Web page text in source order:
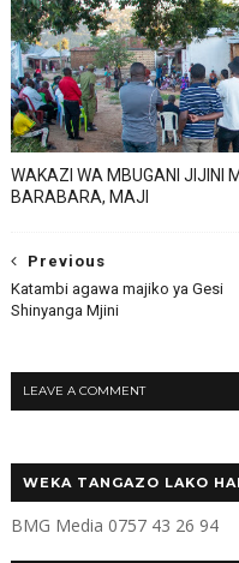
WAKAZI WA MBUGANI JIJINI
BARABARA, MAJI
Previous
Katambi agawa majiko ya Gesi
Shinyanga Mjini
LEAVE A COMMENT
WEKA TANGAZO LAKO
BMG Media 0757 43 26 94